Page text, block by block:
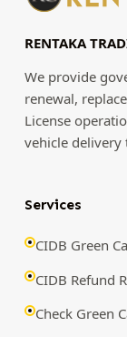
RENTAKA
We provide
renewal,
License
vehicle delivery
Services
CIDB Green
CIDB Refund
Check Green